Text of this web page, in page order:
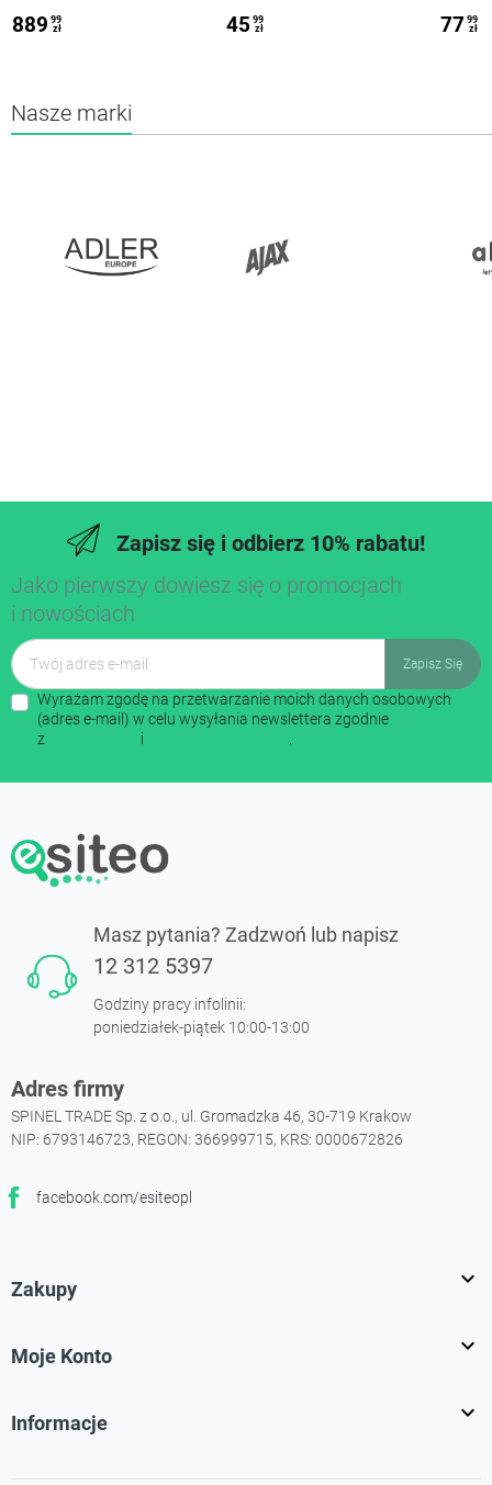
889 99
zł
45 99
zł
77 99
zł
Nasze marki
Zapisz się i odbierz 10% rabatu!
Jako pierwszy dowiesz się o promocjach
i nowościach
Wyrażam zgodę na przetwarzanie moich danych osobowych
(adres e-mail) w celu wysyłania newslettera zgodnie
z
i
Masz pytania? Zadzwoń lub napisz
12 312 5397
Godziny pracy infolinii:
poniedziałek-piątek 10:00-13:00
Adres firmy
SPINEL TRADE Sp. z o.o., ul. Gromadzka 46, 30-719 Krakow
NIP: 6793146723, REGON: 366999715, KRS: 0000672826
facebook.com/esiteopl
Facebook
Zakupy 
Moje Konto 
Informacje 